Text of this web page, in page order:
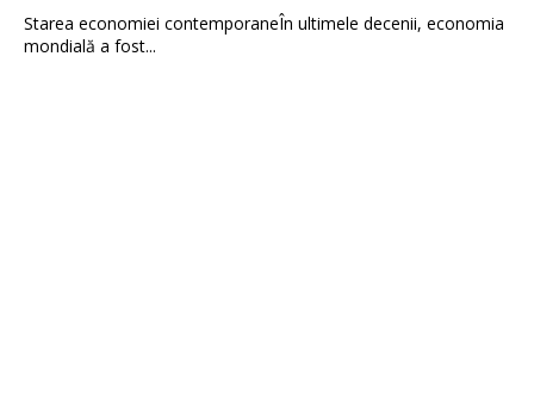
Starea economiei contemporaneÎn ultimele decenii, economia
mondială a fost...